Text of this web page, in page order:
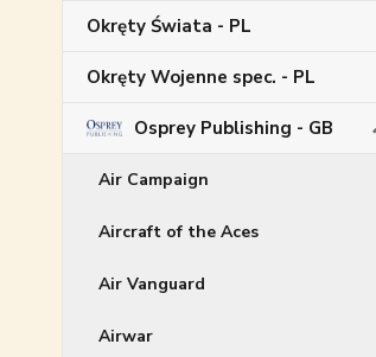
Okręty Świata - PL
Okręty Wojenne spec. - PL
Osprey Publishing - GB
Air Campaign
Aircraft of the Aces
Air Vanguard
Airwar